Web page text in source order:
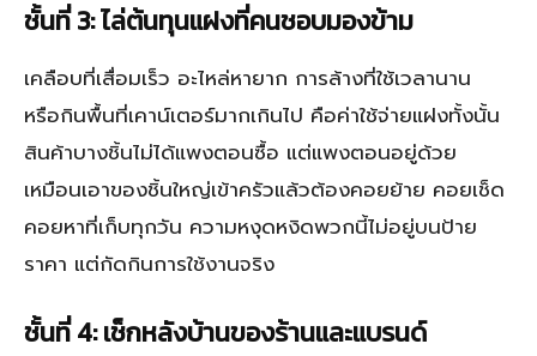
ชั้นที่ 3: ไล่ต้นทุนแฝงที่คนชอบมองข้าม
เคลือบที่เสื่อมเร็ว อะไหล่หายาก การล้างที่ใช้เวลานาน
หรือกินพื้นที่เคาน์เตอร์มากเกินไป คือค่าใช้จ่ายแฝงทั้งนั้น
สินค้าบางชิ้นไม่ได้แพงตอนซื้อ แต่แพงตอนอยู่ด้วย
เหมือนเอาของชิ้นใหญ่เข้าครัวแล้วต้องคอยย้าย คอยเช็ด
คอยหาที่เก็บทุกวัน ความหงุดหงิดพวกนี้ไม่อยู่บนป้าย
ราคา แต่กัดกินการใช้งานจริง
ชั้นที่ 4: เช็กหลังบ้านของร้านและแบรนด์